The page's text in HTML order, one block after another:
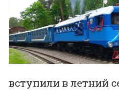
вступили в летний